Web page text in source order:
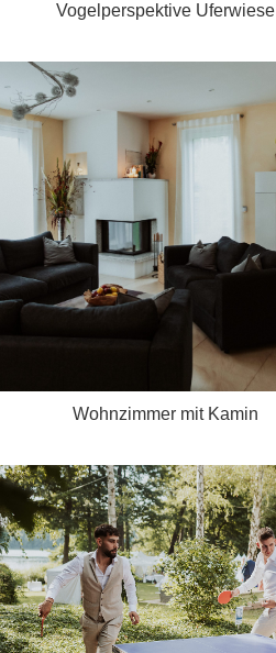
Vogelperspektive Uferwiese
Wohnzimmer mit Kamin